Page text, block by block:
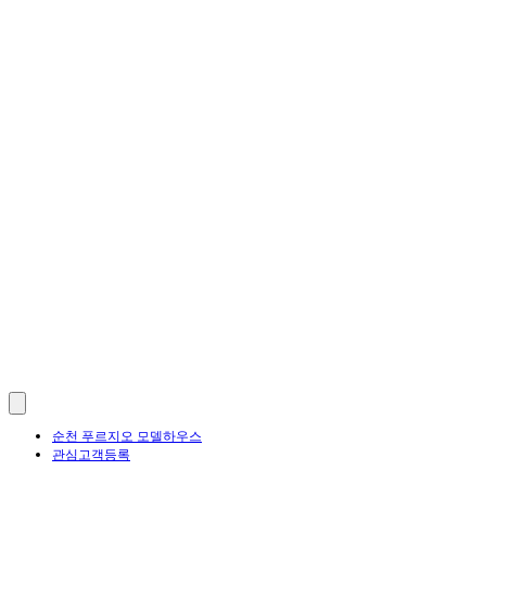
순천 푸르지오 모델하우스
관심고객등록